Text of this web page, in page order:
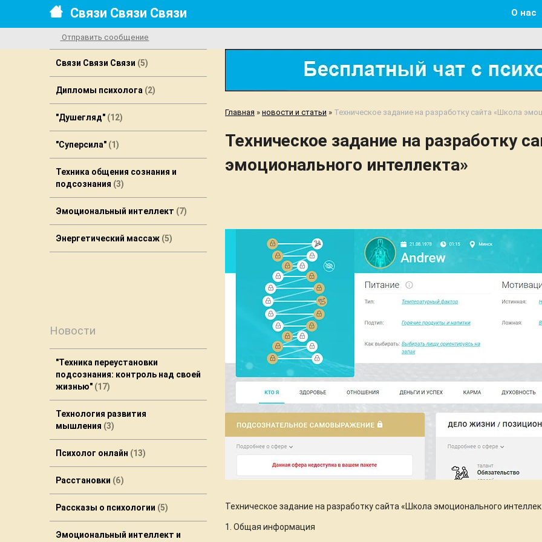
Связи Связи Связи О нас
Отправить сообщение
Связи Связи Связи 5
Дипломы психолога 2
"Душегляд" 12
"Cуперcила" 1
Техника общения сознания и
подсознания 3
Эмоциональный интеллект 7
Энергетический массаж 5
Новости
"Техника переустановки
подсознания: контроль над своей
жизнью" 17
Технология развития
мышления 3
Психолог онлайн 13
Расстановки 6
Рассказы о психологии 5
Эмоциональный интеллект и
Главная » новости и статьи » Техническое задание на разработку сайта «Школа
Техническое задание на разработку
эмоционального интеллекта»
Техническое задание на разработку сайта «Школа эмоционального
1. Общая информация